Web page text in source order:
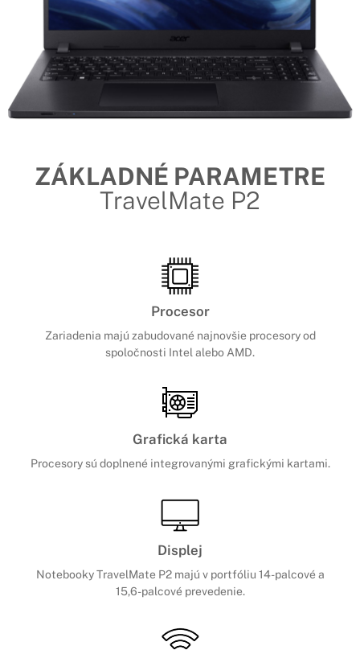
ZÁKLADNÉ PARAMETRE
TravelMate P2
Procesor
Zariadenia majú zabudované najnovšie procesory od
spoločnosti Intel alebo AMD.
Grafická karta
Procesory sú doplnené integrovanými grafickými kartami.
Displej
Notebooky TravelMate P2 majú v portfóliu 14-palcové a
15,6-palcové prevedenie.